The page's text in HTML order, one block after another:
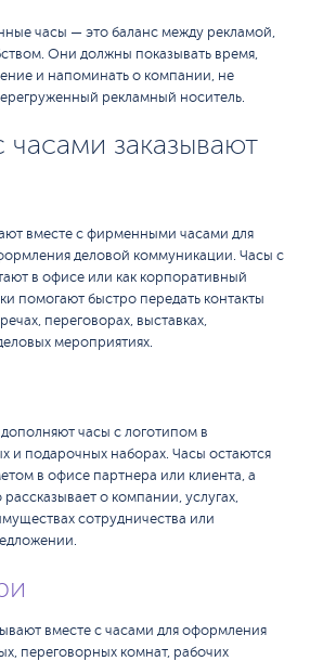
часы — это баланс между рекламой,
Они должны показывать время,
и напоминать о компании, не
рекламный носитель.
часами заказывают
вместе с фирменными часами для
деловой коммуникации. Часы с
в офисе или как корпоративный
помогают быстро передать контакты
переговорах, выставках,
мероприятиях.
часы с логотипом в
и подарочных наборах. Часы остаются
в офисе партнера или клиента, а
о компании, услугах,
сотрудничества или
вместе с часами для оформления
переговорных комнат, рабочих